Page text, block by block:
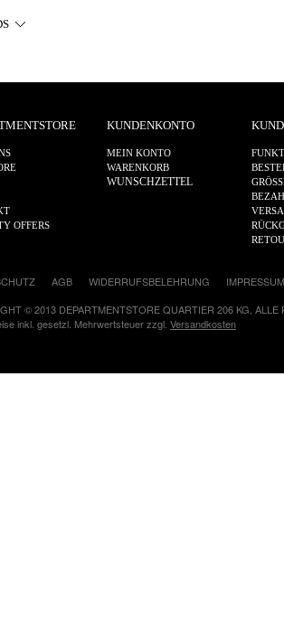
OFFERS
KUNDENKONTO
MEIN KONTO
WARENKORB
WUNSCHZETTEL
AGB WIDERRUFSBELEHRUNG
IMPRESSUM
© 2013 DEPARTMENTSTORE QUARTIER 206 KG, ALLE
inkl. gesetzl. Mehrwertsteuer zzgl. Versandkosten